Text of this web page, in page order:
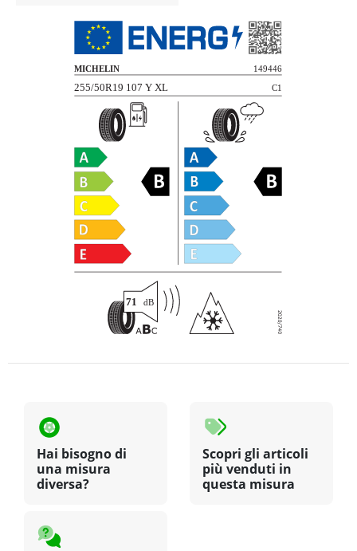
Hai bisogno di
una misura
diversa?
Scopri gli articoli
più venduti in
questa misura